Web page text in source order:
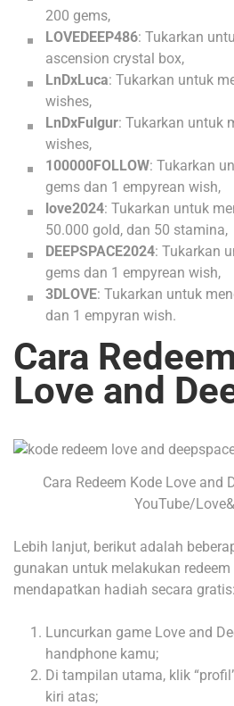
200 gems,
LOVEDEEP486: Tukarkan
ascension crystal box,
LnDxLuca: Tukarkan untuk
wishes,
LnDxFulgur: Tukarkan untuk
wishes,
100000FOLLOW: Tukarkan
gems dan 1 empyrean wish,
love2024: Tukarkan untuk
50.000 gold, dan 50 stamina,
DEEPSPACE2024: Tukarkan
gems dan 1 empyrean wish,
3DLOVE: Tukarkan untuk
dan 1 empyran wish.
Cara
Love and
Cara Redeem Kode Love and
YouTube/
Lebih lanjut, berikut adalah
gunakan untuk melakukan
mendapatkan hadiah secara gratis:
Luncurkan game Love and
handphone kamu;
Di tampilan utama, klik
kiri atas;